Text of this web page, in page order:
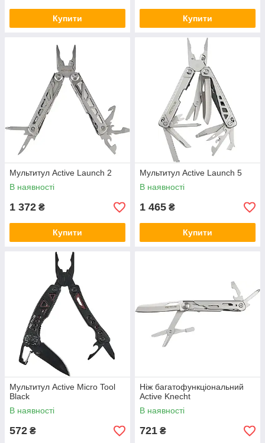
Купити Купити
Мультитул Active Launch 2
В наявності
1 372 ₴
Купити
Мультитул Active Launch 5
В наявності
1 465 ₴
Купити
Мультитул Active Micro Tool
Black
В наявності
572 ₴
Ніж багатофункціональний
Active Knecht
В наявності
721 ₴